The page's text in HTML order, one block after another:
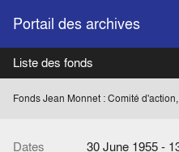
Portail des archives
Liste des fonds
Fonds Jean Monnet : Comité
Dates
30 June 1955 -